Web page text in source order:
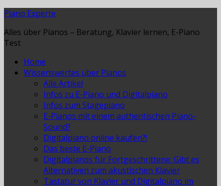
Piano Experte
Alles über Pianos – Beratung, Klavier lernen, E-Piano
Test
Home
Wissenswertes über Pianos
Alle Artikel
Infos zu E-Piano und Digitalpiano
Infos zum Stagepiano
E-Pianos mit einem authentischen Piano-
Sound?
Digitalpiano online kaufen?!
Das beste E-Piano
Digitalpianos für Fortgeschrittene: Gibt es
Alternativen zum akustischen Klavier
Tastatur von Klavier und Digitalpiano im